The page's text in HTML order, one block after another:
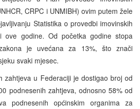
CRPC i UNMIBH) ovim putem žele
Statistika o provedbi imovinskih
ove godine. Od početka godine stopa
je uvećana za 13%, što znači
svaki mjesec.
zahtjeva u Federaciji je dostigao broj od
podnesenih zahtjeva, odnosno 58% od
podnesenih općinskim organima za